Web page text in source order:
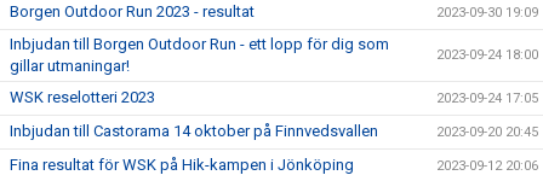
Borgen Outdoor Run 2023 - resultat 2023-09-30 19:09
Inbjudan till Borgen Outdoor Run - ett lopp för dig som
gillar utmaningar!
2023-09-24 18:00
WSK reselotteri 2023 2023-09-24 17:05
Inbjudan till Castorama 14 oktober på Finnvedsvallen 2023-09-20 20:45
Fina resultat för WSK på Hik-kampen i Jönköping 2023-09-12 20:06